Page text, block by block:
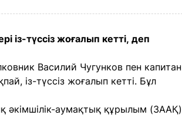
із-түссіз жоғалып кетті, деп
Василий Чугунков пен капитан
із-түссіз жоғалып кетті. Бұл
аумақтық құрылым (ЗААҚ)